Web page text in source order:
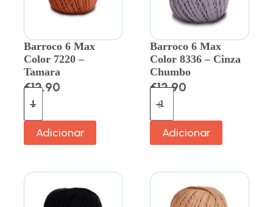
Barroco 6 Max
Color 7220 –
Tamara
€12.90
Adicionar
Barroco 6 Max
Color 8336 – Cinza
Chumbo
€12.90
Adicionar